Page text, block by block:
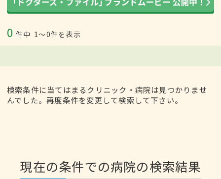
0 件中 1〜0件を表示
検索条件に当てはまるクリニック・病院は見つかりませ
んでした。再度条件を変更して検索して下さい。
現在の条件での病院の検索結果